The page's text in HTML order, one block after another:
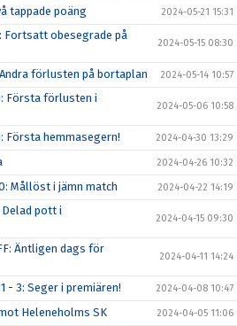
tappade poäng 2024-05-21 15:31
Fortsatt obesegrade på
2024-05-15 08:30
förlusten på bortaplan 2024-05-14 10:57
Första förlusten i
2024-05-06 10:58
Första hemmasegern! 2024-04-30 13:29
2024-04-26 10:32
Mållöst i jämn match 2024-04-22 14:19
Delad pott i
2024-04-15 09:30
Äntligen dags för
2024-04-11 14:24
- 3: Seger i premiären! 2024-04-08 10:47
Heleneholms SK 2024-04-05 11:06